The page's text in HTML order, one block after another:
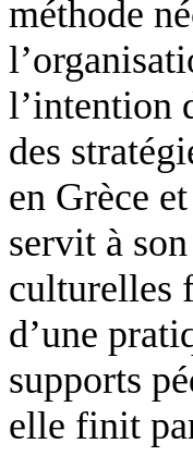
méthode
l’intention
des
en Grèce
servit à
culturelles
d’une
supports
elle finit